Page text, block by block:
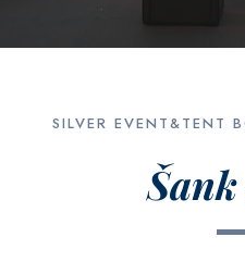
SILVER EVENT&TENT